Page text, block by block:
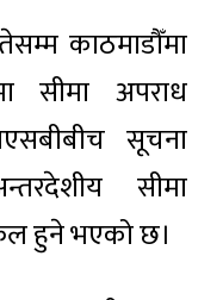
काठमाडौँमा
सीमा अपराध
सूचना
सीमा
हुने भएको छ।